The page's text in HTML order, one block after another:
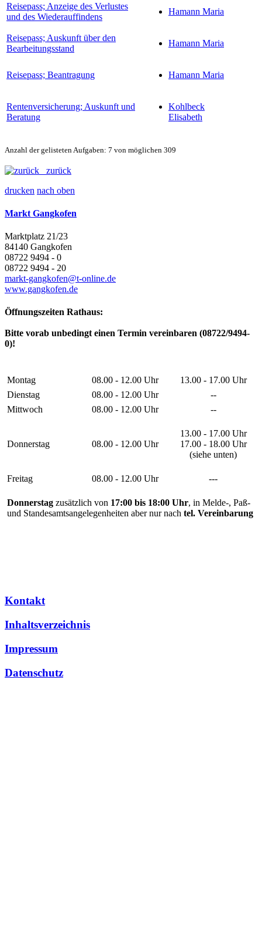
Reisepass; Anzeige des Verlustes
und des Wiederauffindens
Hamann Maria
Reisepass; Auskunft über den
Bearbeitungsstand
Hamann Maria
Reisepass; Beantragung Hamann Maria
Rentenversicherung; Auskunft und
Beratung
Kohlbeck
Elisabeth
Anzahl der gelisteten Aufgaben: 7 von möglichen 309
zurück
drucken nach oben
Markt Gangkofen
Marktplatz 21/23
84140 Gangkofen
08722 9494 - 0
08722 9494 - 20
markt-gangkofen@t-online.de
www.gangkofen.de
Öffnungszeiten Rathaus:
Bitte vorab unbedingt einen Termin vereinbaren (08722/9494-
0)!
Montag 08.00 - 12.00 Uhr
13.00 - 17.00 Uhr
Dienstag
08.00 - 12.00 Uhr
--
Mittwoch
08.00 - 12.00 Uhr --
Donnerstag 08.00 - 12.00 Uhr
13.00 - 17.00 Uhr
17.00 - 18.00 Uhr
(siehe unten)
Freitag 08.00 - 12.00 Uhr ---
Donnerstag zusätzlich von 17:00 bis 18:00 Uhr, in Melde-, Paß-
und Standesamtsangelegenheiten aber nur nach tel. Vereinbarung
Kontakt
Inhaltsverzeichnis
Impressum
Datenschutz